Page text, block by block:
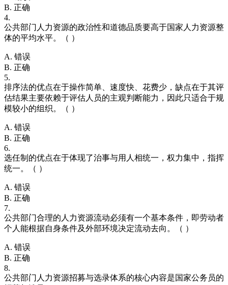
B. 正确
4.
公共部门人力资源的政治性和道德品质要高于国家人力资源整
体的平均水平。（ ）
A. 错误
B. 正确
5.
排序法的优点在于操作简单、速度快、花费少，缺点在于其评
估结果主要依赖于评估人员的主观判断能力，因此只适合于规
模较小的组织。（ ）
A. 错误
B. 正确
6.
选任制的优点在于体现了治事与用人相统一，权力集中，指挥
统一。（ ）
A. 错误
B. 正确
7.
公共部门合理的人力资源流动必须有一个基本条件，即劳动者
个人能根据自身条件及外部环境决定流动去向。（ ）
A. 错误
B. 正确
8.
公共部门人力资源招募与选录体系的核心内容是国家公务员的